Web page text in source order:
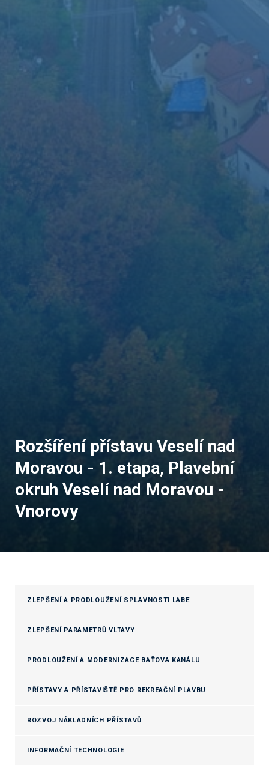
Rozšíření přístavu Veselí nad
Moravou - 1. etapa, Plavební
okruh Veselí nad Moravou -
Vnorovy
ZLEPŠENÍ A PRODLOUŽENÍ SPLAVNOSTI LABE
ZLEPŠENÍ PARAMETRŮ VLTAVY
PRODLOUŽENÍ A MODERNIZACE BAŤOVA KANÁLU
PŘÍSTAVY A PŘÍSTAVIŠTĚ PRO REKREAČNÍ PLAVBU
ROZVOJ NÁKLADNÍCH PŘÍSTAVŮ
INFORMAČNÍ TECHNOLOGIE